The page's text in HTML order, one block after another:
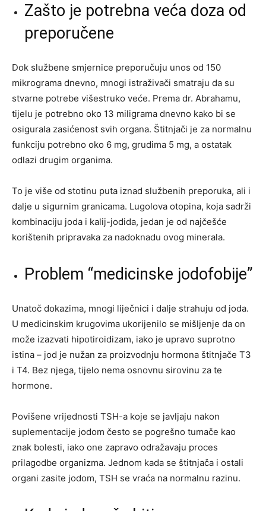
Zašto je potrebna veća doza od
preporučene
Dok službene smjernice preporučuju unos od 150
mikrograma dnevno, mnogi istraživači smatraju da su
stvarne potrebe višestruko veće. Prema dr. Abrahamu,
tijelu je potrebno oko 13 miligrama dnevno kako bi se
osigurala zasićenost svih organa. Štitnjači je za normalnu
funkciju potrebno oko 6 mg, grudima 5 mg, a ostatak
odlazi drugim organima.
To je više od stotinu puta iznad službenih preporuka, ali i
dalje u sigurnim granicama. Lugolova otopina, koja sadrži
kombinaciju joda i kalij-jodida, jedan je od najčešće
korištenih pripravaka za nadoknadu ovog minerala.
Problem “medicinske jodofobije”
Unatoč dokazima, mnogi liječnici i dalje strahuju od joda.
U medicinskim krugovima ukorijenilo se mišljenje da on
može izazvati hipotiroidizam, iako je upravo suprotno
istina – jod je nužan za proizvodnju hormona štitnjače T3
i T4. Bez njega, tijelo nema osnovnu sirovinu za te
hormone.
Povišene vrijednosti TSH-a koje se javljaju nakon
suplementacije jodom često se pogrešno tumače kao
znak bolesti, iako one zapravo odražavaju proces
prilagodbe organizma. Jednom kada se štitnjača i ostali
organi zasite jodom, TSH se vraća na normalnu razinu.